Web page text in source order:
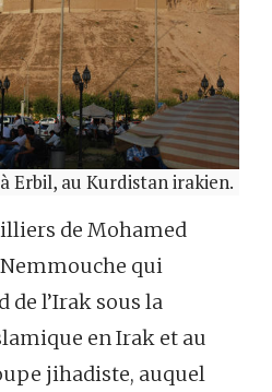
Erbil, au Kurdistan irakien.
de Mohamed
qui
de l’Irak sous la
en Irak et au
jihadiste, auquel